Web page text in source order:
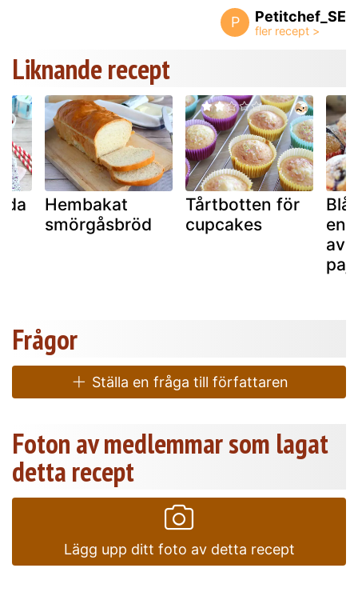
P Petitchef_SE
Liknande recept
Hembakat
smörgåsbröd
Tårtbotten för
cupcakes
en
av
paj!
Frågor
Ställa en fråga till författaren
Foton av medlemmar som lagat
detta recept
Lägg upp ditt foto av detta recept